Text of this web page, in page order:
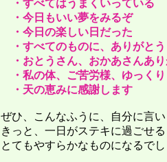
・すべてはうまくいっている
・今日もいい夢をみるぞ
・今日の楽しい日だった
・すべてのものに、ありがとう
・おとうさん、おかあさんあ
・私の体、ご苦労様、ゆっく
・天の恵みに感謝します
ぜひ、こんなふうに、自分に言
きっと、一日がステキに過ごせ
とてもやすらかなものになるで